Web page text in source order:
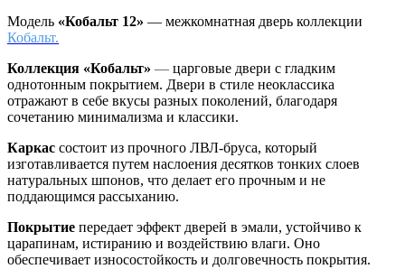
Модель «Кобальт 12» — межкомнатная дверь коллекции
Кобальт.
Коллекция «Кобальт» — царговые двери с гладким
однотонным покрытием. Двери в стиле неоклассика
отражают в себе вкусы разных поколений, благодаря
сочетанию минимализма и классики.
Каркас состоит из прочного ЛВЛ-бруса, который
изготавливается путем наслоения десятков тонких слоев
натуральных шпонов, что делает его прочным и не
поддающимся рассыханию.
Покрытие передает эффект дверей в эмали, устойчиво к
царапинам, истиранию и воздействию влаги. Оно
обеспечивает износостойкость и долговечность покрытия.